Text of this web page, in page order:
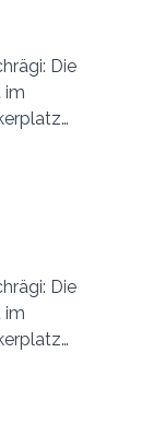
Die
nicht nur
Köniz
verleiht
Unsere
den Raum
und Ihre
Die
nicht nur
Köniz